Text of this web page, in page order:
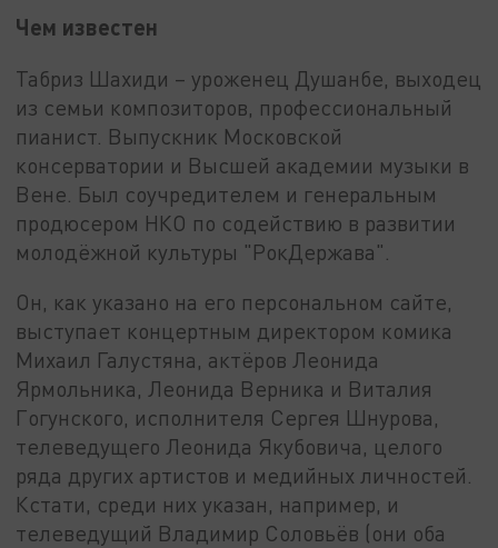
Чем известен
Табриз Шахиди – уроженец Душанбе, выходец
из семьи композиторов, профессиональный
пианист. Выпускник Московской
консерватории и Высшей академии музыки в
Вене. Был соучредителем и генеральным
продюсером НКО по содействию в развитии
молодёжной культуры "РокДержава".
Он, как указано на его персональном сайте,
выступает концертным директором комика
Михаил Галустяна, актёров Леонида
Ярмольника, Леонида Верника и Виталия
Гогунского, исполнителя Сергея Шнурова,
телеведущего Леонида Якубовича, целого
ряда других артистов и медийных личностей.
Кстати, среди них указан, например, и
телеведущий Владимир Соловьёв (они оба